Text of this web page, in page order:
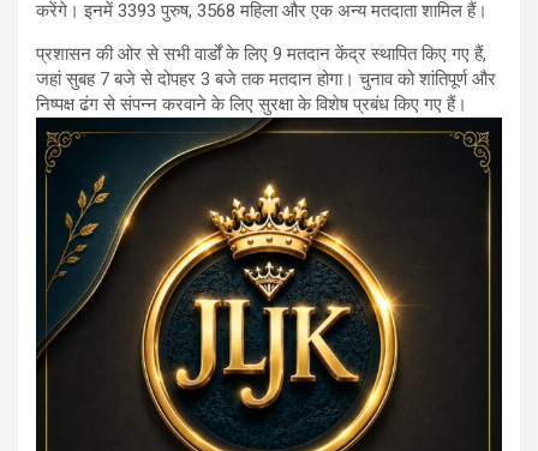
करेंगे। इनमें 3393 पुरुष, 3568 महिला और एक अन्य मतदाता शामिल हैं।
प्रशासन की ओर से सभी वार्डों के लिए 9 मतदान केंद्र स्थापित किए गए हैं,
जहां सुबह 7 बजे से दोपहर 3 बजे तक मतदान होगा। चुनाव को शांतिपूर्ण और
निष्पक्ष ढंग से संपन्न करवाने के लिए सुरक्षा के विशेष प्रबंध किए गए हैं।